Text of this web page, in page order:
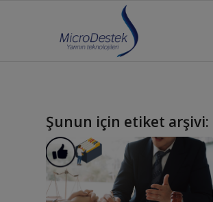
Şunun için etiket arşivi: